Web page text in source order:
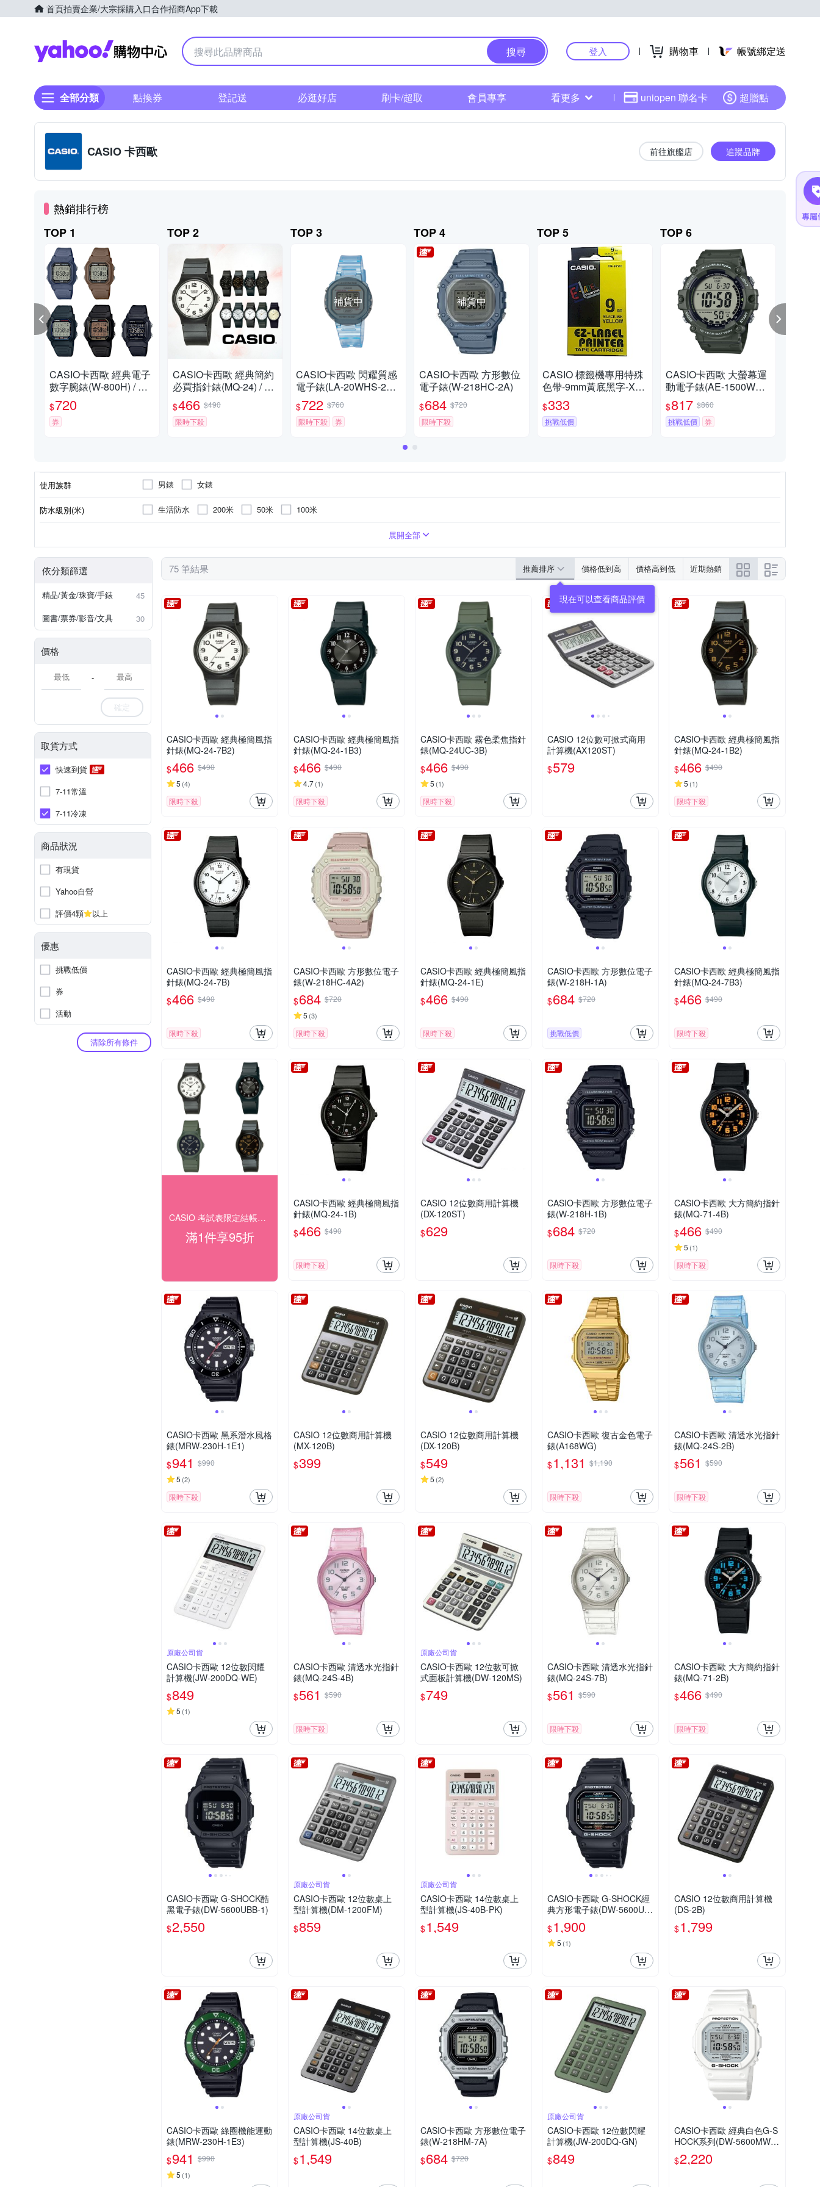
首頁拍賣企業/大宗採購入口合作招商App下載
Yahoo購物中心
搜尋 登入 購物車 帳號綁定送
全部分類 點換券 登記送 必逛好店 刷卡/超取 會員專享 看更多 uniopen 聯名卡 超贈點
CASIO 卡西歐 前往旗艦店 追蹤品牌
熱銷排行榜
TOP 1
CASIO卡西歐 經典電子
數字腕錶(W-800H) / 考
試錶
$720
券
TOP 2
CASIO卡西歐 經典簡約
必買指針錶(MQ-24) / 考
試錶
$466 $490
限時下殺
TOP 3
補貨中
CASIO卡西歐 閃耀質感
電子錶(LA-20WHS-2A) /
考試錶
$722 $760
限時下殺
券
TOP 4
補貨中
CASIO卡西歐 方形數位
電子錶(W-218HC-2A)
$684 $720
限時下殺
TOP 5
CASIO 標籤機專用特殊
色帶-9mm黃底黑字-XR-
9YW1
$333
挑戰低價
TOP 6
CASIO卡西歐 大螢幕運
動電子錶(AE-1500WHX
-3A)錶帶加長款 / 考試錶
$817 $860
挑戰低價
券
使用族群 男錶 女錶
防水級別(米) 生活防水 200米 50米 100米
粉紅色系
粉紅色系
展開全部
依分類篩選
精品/黃金/珠寶/手錶
45
圖書/票券/影音/文具
30
價格
-
確定
取貨方式
快速到貨
7-11常溫
7-11冷凍
商品狀況
有現貨
Yahoo自營
評價4顆
以上
優惠
挑戰低價
券
活動
清除所有條件
75 筆結果 推薦排序 價格低到高 價格高到低 近期熱銷
CASIO卡西歐 經典極簡風指
針錶(MQ-24-7B2)
$466 $490
5 (4)
限時下殺
CASIO卡西歐 經典極簡風指
針錶(MQ-24-1B3)
$466 $490
4.7(1)
限時下殺
CASIO卡西歐 霧色柔焦指針
錶(MQ-24UC-3B)
$466 $490
5 (1)
限時下殺
CASIO 12位數可掀式商用
計算機(AX120ST)
$579
CASIO卡西歐 經典極簡風指
針錶(MQ-24-1B2)
$466 $490
5 (1)
限時下殺
CASIO卡西歐 經典極簡風指
針錶(MQ-24-7B)
$466 $490
限時下殺
CASIO卡西歐 方形數位電子
錶(W-218HC-4A2)
$684 $720
5 (3)
限時下殺
CASIO卡西歐 經典極簡風指
針錶(MQ-24-1E)
$466 $490
限時下殺
CASIO卡西歐 方形數位電子
錶(W-218H-1A)
$684 $720
挑戰低價
CASIO卡西歐 經典極簡風指
針錶(MQ-24-7B3)
$466 $490
限時下殺
CASIO 考試表限定結帳95折(快速出貨)
滿1件享95折
CASIO卡西歐 經典極簡風指
針錶(MQ-24-1B)
$466 $490
限時下殺
CASIO 12位數商用計算機
(DX-120ST)
$629
CASIO卡西歐 方形數位電子
錶(W-218H-1B)
$684 $720
限時下殺
CASIO卡西歐 大方簡約指針
錶(MQ-71-4B)
$466 $490
5 (1)
限時下殺
CASIO卡西歐 黑系潛水風格
錶(MRW-230H-1E1)
$941 $990
5 (2)
限時下殺
CASIO 12位數商用計算機
(MX-120B)
$399
CASIO 12位數商用計算機
(DX-120B)
$549
5 (2)
CASIO卡西歐 復古金色電子
錶(A168WG)
$1,131 $1,190
限時下殺
CASIO卡西歐 清透水光指針
錶(MQ-24S-2B)
$561 $590
限時下殺
原廠公司貨
CASIO卡西歐 12位數閃耀
計算機(JW-200DQ-WE)
$849
5 (1)
CASIO卡西歐 清透水光指針
錶(MQ-24S-4B)
$561 $590
限時下殺
原廠公司貨
CASIO卡西歐 12位數可掀
式面板計算機(DW-120MS)
$749
CASIO卡西歐 清透水光指針
錶(MQ-24S-7B)
$561 $590
限時下殺
CASIO卡西歐 大方簡約指針
錶(MQ-71-2B)
$466 $490
限時下殺
CASIO卡西歐 G-SHOCK酷
黑電子錶(DW-5600UBB-1)
$2,550
原廠公司貨
CASIO卡西歐 12位數桌上
型計算機(DM-1200FM)
$859
原廠公司貨
CASIO卡西歐 14位數桌上
型計算機(JS-40B-PK)
$1,549
CASIO卡西歐 G-SHOCK經
典方形電子錶(DW-5600UE-
$1,900
5 (1)
CASIO 12位數商用計算機
(DS-2B)
$1,799
CASIO卡西歐 綠圈機能運動
錶(MRW-230H-1E3)
$941 $990
5 (1)
原廠公司貨
CASIO卡西歐 14位數桌上
型計算機(JS-40B)
$1,549
CASIO卡西歐 方形數位電子
錶(W-218HM-7A)
$684 $720
原廠公司貨
CASIO卡西歐 12位數閃耀
計算機(JW-200DQ-GN)
$849
CASIO卡西歐 經典白色G-S
HOCK系列(DW-5600MW-7
D)
$2,220